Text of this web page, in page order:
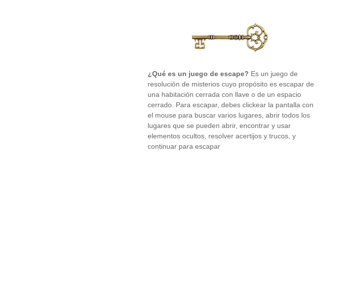
¿Qué es un juego de escape? Es un juego de
resolución de misterios cuyo propósito es escapar de
una habitación cerrada con llave o de un espacio
cerrado. Para escapar, debes clickear la pantalla con
el mouse para buscar varios lugares, abrir todos los
lugares que se pueden abrir, encontrar y usar
elementos ocultos, resolver acertijos y trucos, y
continuar para escapar